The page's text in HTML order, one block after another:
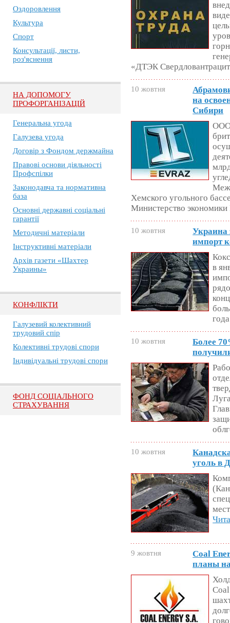
Оздоровлення
Культура
Спорт
Консультації, листи,
роз'яснення
НА ДОПОМОГУ
ПРОФОРГАНІЗАЦІЙ
Генеральна угода
Галузева угода
Договір з Фондом держмайна
Правові основи діяльності
Профспілки
Законодавча та нормативна
база
Основні державні соціальні
гарантії
Методичні матеріали
Інструктивні матеріали
Архів газети «Шахтер
Украины»
КОНФЛІКТИ
Галузевий колективний
трудовий спір
Колективні трудові спори
Індивідуальні трудові спори
ФОНД СОЦІАЛЬНОГО
СТРАХУВАННЯ
«ДТЭК
10 жовтня
на
Сибири
ООО
Хемского угольного
Министерство
10 жовтня
Украина
импорт
в
10 жовтня
Более
10 жовтня
уголь в
9 жовтня
Coal
планы